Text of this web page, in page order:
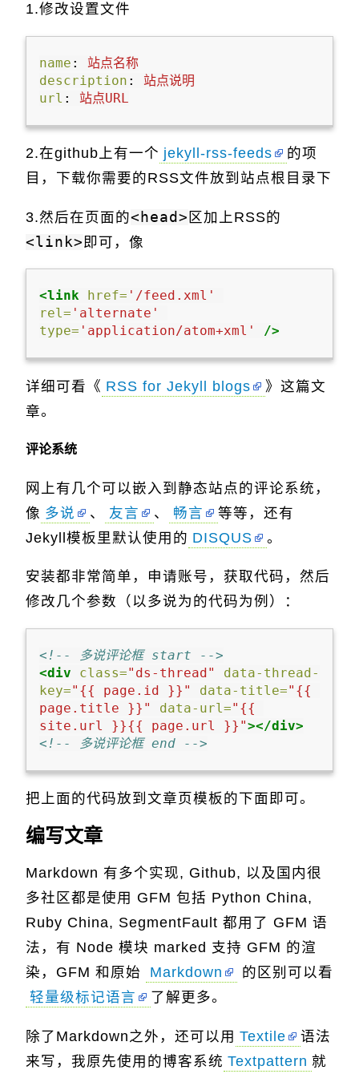
1.修改设置文件
name :
站点名称
description :
站点说明
url : 站点URL
2.在github上有一个 jekyll-rss-feeds
的项
目，下载你需要的RSS文件放到站点根目录下
3.然后在页面的<head> 区加上RSS的
<link> 即可，像
<link href= '/feed.xml'
rel= 'alternate'
type= 'application/atom+xml' />
详细可看《 RSS for Jekyll blogs
》这篇文
章。
评论系统
网上有几个可以嵌入到静态站点的评论系统，
像 多说 、 友言 、 畅言
等等，还有
Jekyll模板里默认使用的 DISQUS 。
安装都非常简单，申请账号，获取代码，然后
修改几个参数（以多说为的代码为例）：
<!-- 多说评论框 start -->
<div
class="ds-thread"
data-thread-
key="{{ page.id }}" data-title="{{
page.title }}"
data-url="{{
site.url }}{{ page.url }}"></div>
<!-- 多说评论框 end -->
把上面的代码放到文章页模板的下面即可。
编写文章
Markdown 有多个实现, Github, 以及国内很
多社区都是使用 GFM 包括 Python China,
Ruby China, SegmentFault 都用了 GFM 语
法，有 Node 模块 marked 支持 GFM 的渲
染，GFM 和原始
Markdown
的区别可以看
轻量级标记语言
了解更多。
除了Markdown之外，还可以用 Textile
语法
来写，我原先使用的博客系统 Textpattern 就